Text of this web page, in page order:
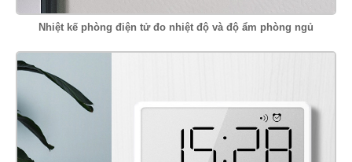
Nhiệt kế phòng điện tử đo nhiệt độ và độ ẩm phòng ngủ